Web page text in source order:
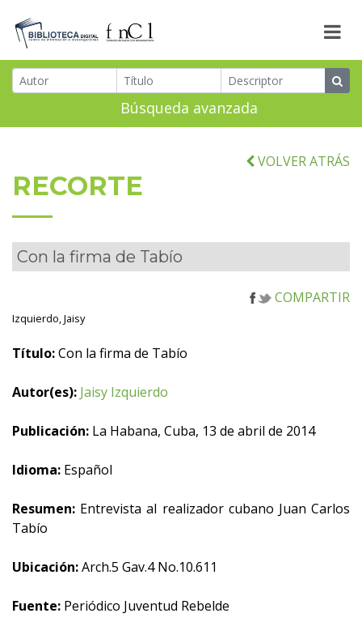
Búsqueda avanzada
VOLVER ATRÁS
RECORTE
Con la firma de Tabío
COMPARTIR
Izquierdo, Jaisy
Título:Con la firma de Tabío
Autor(es): Jaisy Izquierdo
Publicación: La Habana, Cuba, 13 de abril de 2014
Idioma: Español
Resumen: Entrevista al realizador cubano Juan Carlos
Tabío
Ubicación:Arch.5 Gav.4 No.10.611
Fuente: Periódico Juventud Rebelde